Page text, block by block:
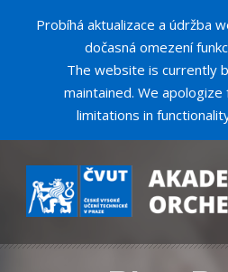
Probíhá aktualizace a údržba
dočasná omezení
The website is currently
maintained. We
limitations in